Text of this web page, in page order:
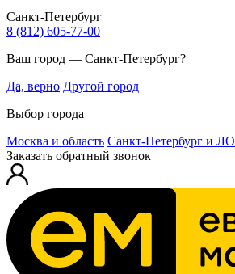
Санкт-Петербург
8 (812) 605-77-00
Ваш город — Санкт-Петербург?
Да, верно Другой город
Выбор города
Москва и область Санкт-Петербург и ЛО
Заказать обратный звонок